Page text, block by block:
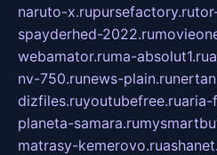
naruto-x.rupursefactory.ru
spayderhed-2022.ru
webamator.ruma-absolut1.ru
nv-750.runews-plain.ru
dizfiles.ruyoutubefree.ruaria-
planeta-samara.ru
matrasy-kemerovo.ru